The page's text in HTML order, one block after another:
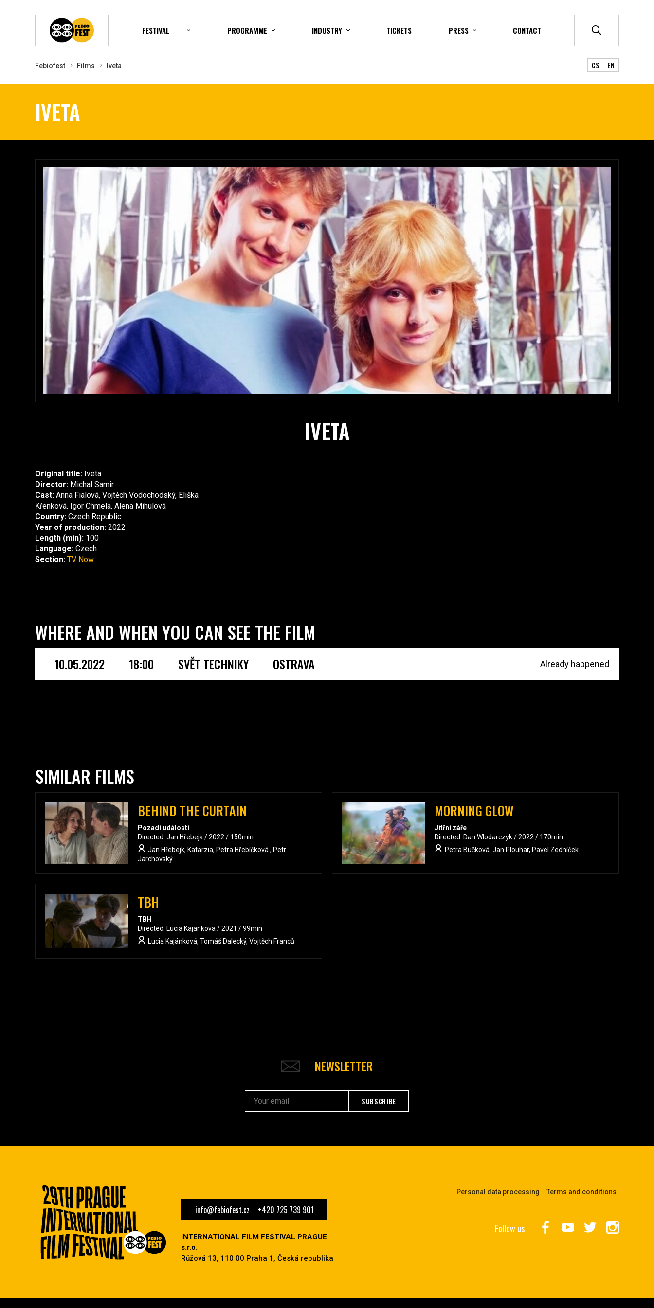
FESTIVAL PROGRAMME INDUSTRY TICKETS PRESS CONTACT
Febiofest Films Iveta CS EN
IVETA
IVETA
Original title: Iveta
Director: Michal Samir
Cast: Anna Fialová, Vojtěch Vodochodský, Eliška
Křenková, Igor Chmela, Alena Mihulová
Country: Czech Republic
Year of production: 2022
Length (min): 100
Language: Czech
Section: TV Now
WHERE AND WHEN YOU CAN SEE THE FILM
10.05.2022 18:00 SVĚT TECHNIKY OSTRAVA Already happened
SIMILAR FILMS
BEHIND THE CURTAIN
Pozadí událostí
Directed: Jan Hřebejk / 2022 / 150min
Jan Hřebejk, Katarzia, Petra Hřebíčková , Petr
Jarchovský
MORNING GLOW
Jitřní záře
Directed: Dan Wlodarczyk / 2022 / 170min
Petra Bučková, Jan Plouhar, Pavel Zedníček
TBH
TBH
Directed: Lucia Kajánková / 2021 / 99min
Lucia Kajánková, Tomáš Dalecký, Vojtěch Franců
NEWSLETTER
SUBSCRIBE
info@febiofest.cz +420 725 739 901
INTERNATIONAL FILM FESTIVAL PRAGUE
s.r.o.
Růžová 13, 110 00 Praha 1, Česká republika
Personal data processing Terms and conditions
Follow us